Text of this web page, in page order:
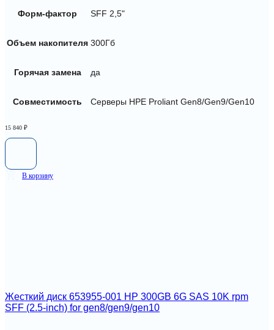
Форм-фактор SFF 2,5"
Объем накопителя 300Гб
Горячая замена да
Совместимость Серверы HPE Proliant Gen8/Gen9/Gen10
15 840 ₽
В корзину
Жесткий диск 653955-001 HP 300GB 6G SAS 10K rpm
SFF (2.5-inch) for gen8/gen9/gen10